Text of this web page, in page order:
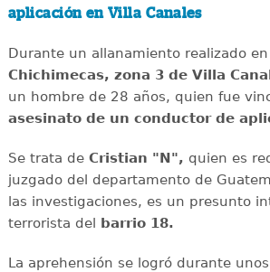
aplicación en Villa Canales
Durante un allanamiento realizado en
Chichimecas, zona 3 de Villa
un hombre de 28 años, quien fue
asesinato de un conductor de
Se trata de Cristian "N", quien es
juzgado del departamento de
las investigaciones, es un presunto
terrorista del barrio 18.
La aprehensión se logró durante